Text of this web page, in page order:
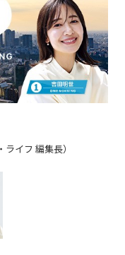
イフ 編集長）